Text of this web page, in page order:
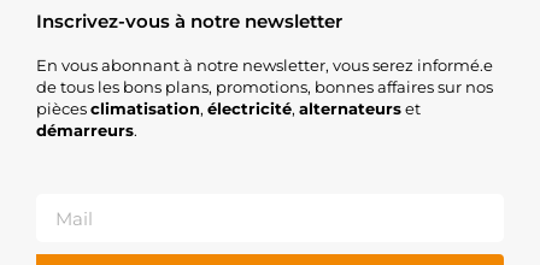
Inscrivez-vous à notre newsletter
En vous abonnant à notre newsletter, vous serez informé.e
de tous les bons plans, promotions, bonnes affaires sur nos
piècesclimatisation, électricité, alternateurset
démarreurs.